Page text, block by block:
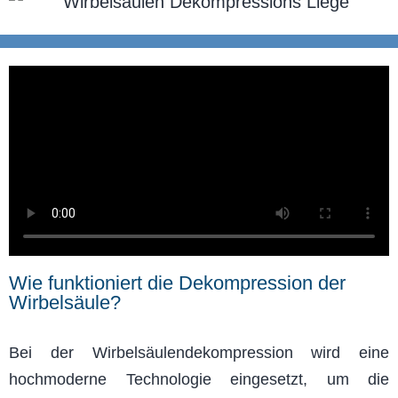
Wie funktioniert die Dekompression der
Wirbelsäule?
Bei der Wirbelsäulendekompression wird eine
hochmoderne Technologie eingesetzt, um die